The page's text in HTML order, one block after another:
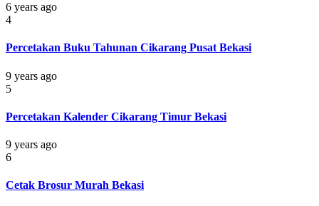
6 years ago
4
Percetakan Buku Tahunan Cikarang Pusat Bekasi
9 years ago
5
Percetakan Kalender Cikarang Timur Bekasi
9 years ago
6
Cetak Brosur Murah Bekasi